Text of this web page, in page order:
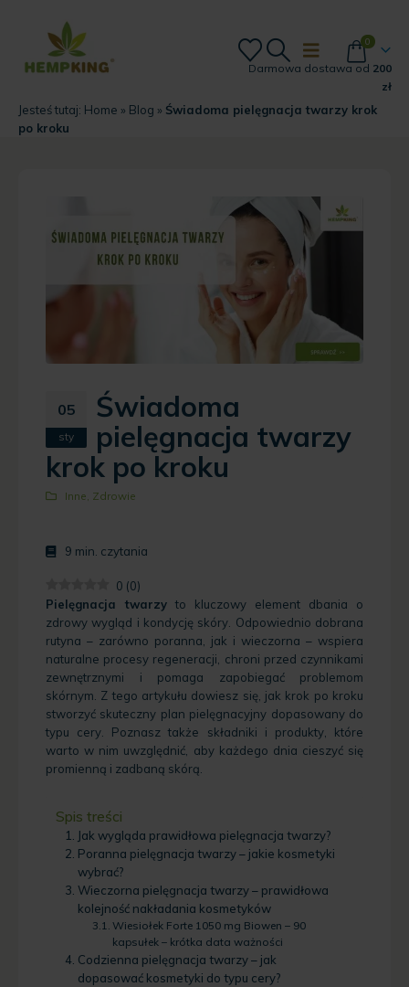
0
Darmowa dostawa od 200
zł
Jesteś tutaj: Home » Blog » Świadoma pielęgnacja twarzy krok
po kroku
05
sty
Świadoma
pielęgnacja twarzy
krok po kroku
Inne Zdrowie
9 min. czytania
0 (0)
Pielęgnacja twarzy to kluczowy element dbania o
zdrowy wygląd i kondycję skóry. Odpowiednio dobrana
rutyna – zarówno poranna, jak i wieczorna – wspiera
naturalne procesy regeneracji, chroni przed czynnikami
zewnętrznymi i pomaga zapobiegać problemom
skórnym. Z tego artykułu dowiesz się, jak krok po kroku
stworzyć skuteczny plan pielęgnacyjny dopasowany do
typu cery. Poznasz także składniki i produkty, które
warto w nim uwzględnić, aby każdego dnia cieszyć się
promienną i zadbaną skórą.
Spis treści
Jak wygląda prawidłowa pielęgnacja twarzy?
Poranna pielęgnacja twarzy – jakie kosmetyki
wybrać?
Wieczorna pielęgnacja twarzy – prawidłowa
kolejność nakładania kosmetyków
Wiesiołek Forte 1050 mg Biowen – 90
kapsułek – krótka data ważności
Codzienna pielęgnacja twarzy – jak
dopasować kosmetyki do typu cery?